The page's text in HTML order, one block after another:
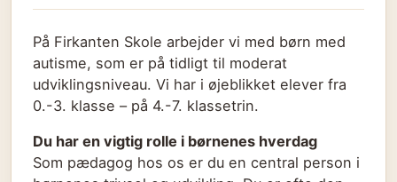
På Firkanten Skole arbejder vi med børn med
autisme, som er på tidligt til moderat
udviklingsniveau. Vi har i øjeblikket elever fra
0.-3. klasse – på 4.-7. klassetrin.
Du har en vigtig rolle i børnenes hverdag
Som pædagog hos os er du en central person i